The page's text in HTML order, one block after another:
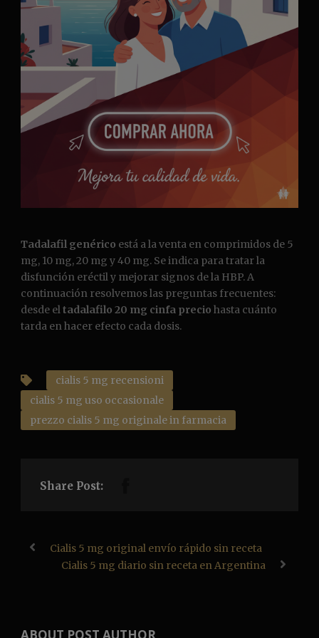
Tadalafil genérico está a la venta en comprimidos de 5
mg, 10 mg, 20 mg y 40 mg. Se indica para tratar la
disfunción eréctil y mejorar signos de la HBP. A
continuación resolvemos las preguntas frecuentes:
desde eltadalafilo 20 mg cinfa precio hasta cuánto
tarda en hacer efecto cada dosis.
cialis 5 mg recensioni
cialis 5 mg uso occasionale
prezzo cialis 5 mg originale in farmacia
Share Post:
Cialis 5 mg original envío rápido sin receta
Cialis 5 mg diario sin receta en Argentina